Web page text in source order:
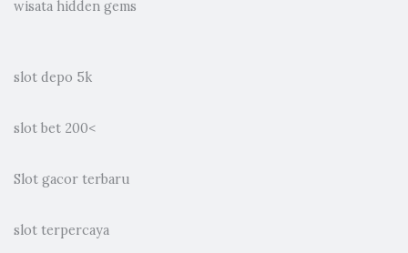
wisata hidden gems
slot depo 5k
slot bet 200<
Slot gacor terbaru
slot terpercaya